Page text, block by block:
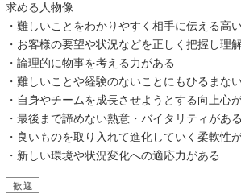
求める人物像
・難しいことをわかりやすく相手に伝える高
・お客様の要望や状況などを正しく把握し理
・論理的に物事を考える力がある
・難しいことや経験のないことにもひるまな
・自身やチームを成長させようとする向上心
・最後まで諦めない熱意・バイタリティがある
・良いものを取り入れて進化していく柔軟性
・新しい環境や状況変化への適応力がある
歓迎